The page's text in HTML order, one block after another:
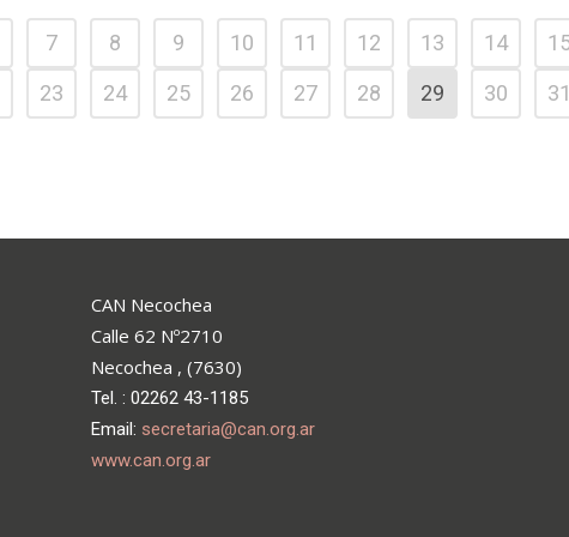
7 8 9 10 11 12 13 14
23 24 25 26 27 28 29 30
CAN Necochea
Calle 62 Nº2710
Necochea , (7630)
Tel. : 02262 43-1185
Email: secretaria@can.org.ar
www.can.org.ar